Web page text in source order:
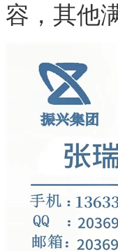
容，其他